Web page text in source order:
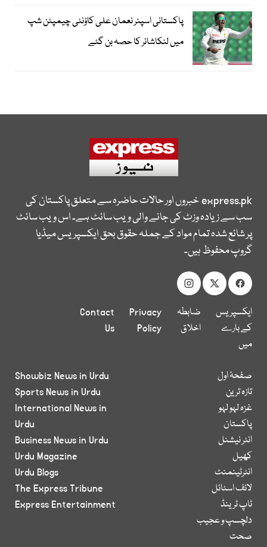
پاکستانی اسپنر نعمان علی کاؤنٹی چیمپئن شپ
میں لنکاشائر کا حصہ بن گئے
express.pkخبروں اور حالات حاضرہ سے متعلق پاکستان کی
سب سے زیادہ وزٹ کی جانے والی ویب سائٹ ہے۔ اس ویب سائٹ
پر شائع شدہ تمام مواد کے جملہ حقوق بحق ایکسپریس میڈیا
گروپ محفوظ ہیں۔
ایکسپریس
کے بارے
میں
ضابطہ
اخلاق
Privacy
Policy
Contact
Us
صفحۂ اول
تازہ ترین
غزہ لہو لہو
پاکستان
انٹر نیشنل
کھیل
انٹرٹینمنٹ
لائف اسٹائل
ٹاپ ٹرینڈ
دلچسپ و عجیب
صحت
Showbiz News in Urdu
Sports News in Urdu
International News in
Urdu
Business News in Urdu
Urdu Magazine
Urdu Blogs
The Express Tribune
Express Entertainment